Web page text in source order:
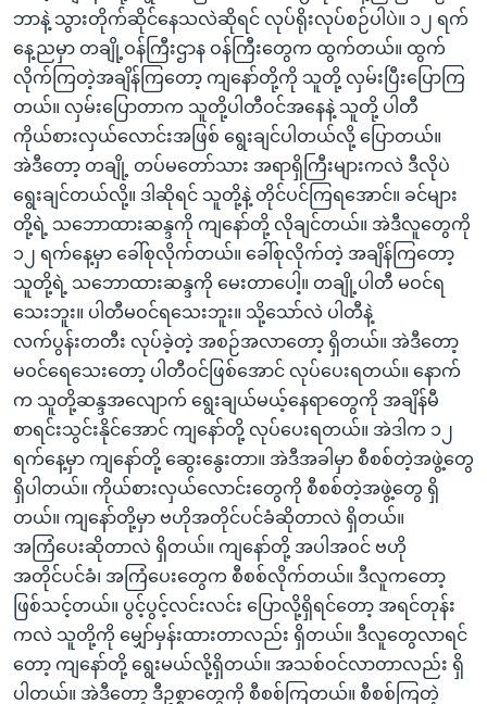
ဘာနဲ့ သွားတိုက်ဆိုင်နေသလဲဆိုရင် လုပ်ရိုးလုပ်စဉ်ပါပဲ။ ၁၂ ရက်
နေ့ညမှာ တချို့ဝန်ကြီးဌာန ဝန်ကြီးတွေက ထွက်တယ်။ ထွက်
လိုက်ကြတဲ့အချိန်ကြတော့ ကျနော်တို့ကို သူတို့ လှမ်းပြီးပြောကြ
တယ်။ လှမ်းပြောတာက သူတို့ပါတီဝင်အနေနဲ့ သူတို့ ပါတီ
ကိုယ်စားလှယ်လောင်းအဖြစ် ရွေးချင်ပါတယ်လို့ ပြောတယ်။
အဲဒီတော့ တချို့ တပ်မတော်သား အရာရှိကြီးများကလဲ ဒီလိုပဲ
ရွေးချင်တယ်လို့။ ဒါဆိုရင် သူတို့နဲ့ တိုင်ပင်ကြရအောင်။ ခင်များ
တို့ရဲ့ သဘောထားဆန္ဒကို ကျနော်တို့ လိုချင်တယ်။ အဲဒီလူတွေကို
၁၂ ရက်နေ့မှာ ခေါ်စုလိုက်တယ်။ ခေါ်စုလိုက်တဲ့ အချိန်ကြတော့
သူတို့ရဲ့ သဘောထားဆန္ဒကို မေးတာပေါ့။ တချို့ပါတီ မဝင်ရ
သေးဘူး။ ပါတီမဝင်ရသေးဘူး။ သို့သော်လဲ ပါတီနဲ့
လက်ပွန်းတတီး လုပ်ခဲ့တဲ့ အစဉ်အလာတော့ ရှိတယ်။ အဲဒီတော့
မဝင်ရေသေးတော့ ပါတီဝင်ဖြစ်အောင် လုပ်ပေးရတယ်။ နောက်
က သူတို့ဆန္ဒအလျောက် ရွေးချယ်မယ့်နေရာတွေကို အချိန်မီ
စာရင်းသွင်းနိုင်အောင် ကျနော်တို့ လုပ်ပေးရတယ်။ အဲဒါက ၁၂
ရက်နေ့မှာ ကျနော်တို့ ဆွေးနွေးတာ။ အဲဒီအခါမှာ စီစစ်တဲ့အဖွဲ့တွေ
ရှိပါတယ်။ ကိုယ်စားလှယ်လောင်းတွေကို စီစစ်တဲ့အဖွဲ့တွေ ရှိ
တယ်။ ကျနော်တို့မှာ ဗဟိုအတိုင်ပင်ခံဆိုတာလဲ ရှိတယ်။
အကြံပေးဆိုတာလဲ ရှိတယ်။ ကျနော်တို့ အပါအဝင် ဗဟို
အတိုင်ပင်ခံ၊ အကြံပေးတွေက စီစစ်လိုက်တယ်။ ဒီလူကတော့
ဖြစ်သင့်တယ်။ ပွင့်ပွင့်လင်းလင်း ပြောလို့ရှိရင်တော့ အရင်တုန်း
ကလဲ သူတို့ကို မျှော်မှန်းထားတာလည်း ရှိတယ်။ ဒီလူတွေလာရင်
တော့ ကျနော်တို့ ရွေးမယ်လို့ရှိတယ်။ အသစ်ဝင်လာတာလည်း ရှိ
ပါတယ်။ အဲဒီတော့ ဒီဥစ္စာတွေကို စီစစ်ကြတယ်။ စီစစ်ကြတဲ့